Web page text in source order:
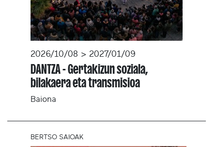
2026/10/08 > 2027/01/09
DANTZA - Gertakizun soziala,
bilakaera eta transmisioa
Baiona
BERTSO SAIOAK